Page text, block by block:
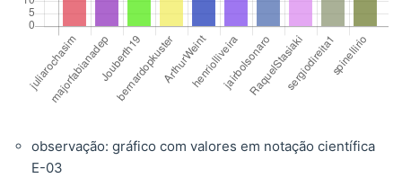
observação: gráfico com valores em notação científica
E-03